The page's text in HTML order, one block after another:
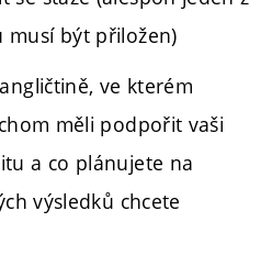
být přiložen)
ve kterém
měli podpořit vaši
a co plánujete na
výsledků chcete